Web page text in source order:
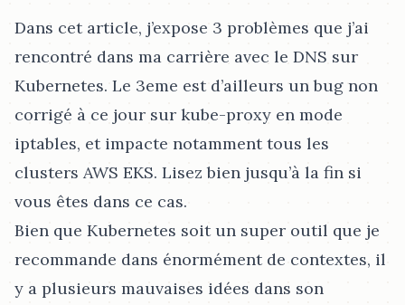
Dans cet article, j’expose 3 problèmes que j’ai
rencontré dans ma carrière avec le DNS sur
Kubernetes. Le 3eme est d’ailleurs un bug non
corrigé à ce jour sur kube-proxy en mode
iptables, et impacte notamment tous les
clusters AWS EKS. Lisez bien jusqu’à la fin si
vous êtes dans ce cas.
Bien que Kubernetes soit un super outil que je
recommande dans énormément de contextes, il
y a plusieurs mauvaises idées dans son